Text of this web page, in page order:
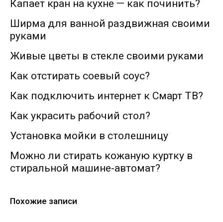
Капает кран на кухне — как починить?
Ширма для ванной раздвижная своими
руками
Живые цветы в стекле своими руками
Как отстирать соевый соус?
Как подключить интернет к Смарт ТВ?
Как украсить рабочий стол?
Установка мойки в столешницу
Можно ли стирать кожаную куртку в
стиральной машине-автомат?
Похожие записи